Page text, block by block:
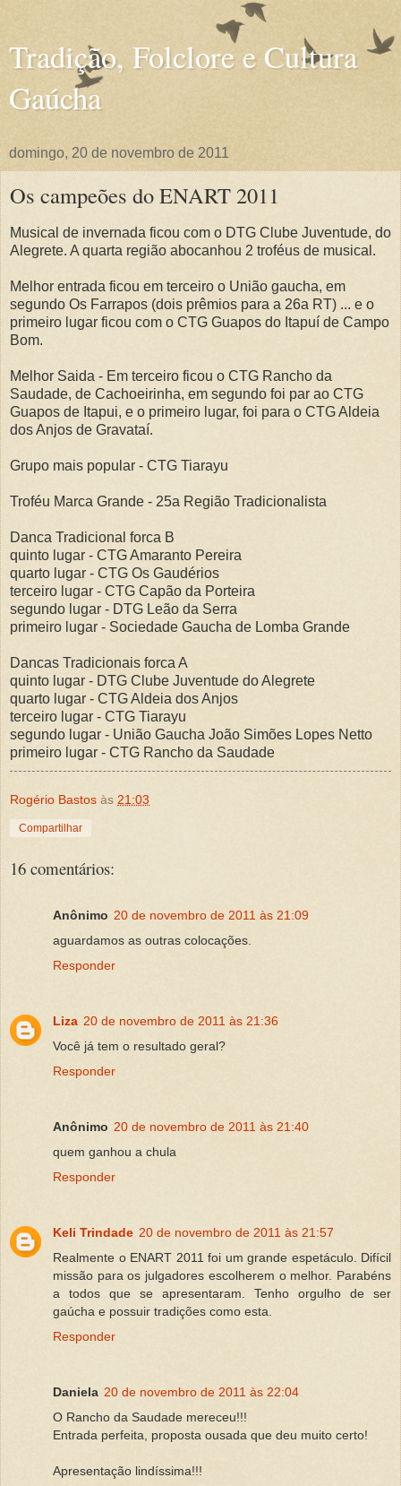
Tradição, Folclore e Cultura
Gaúcha
domingo, 20 de novembro de 2011
Os campeões do ENART 2011
Musical de invernada ficou com o DTG Clube Juventude, do
Alegrete. A quarta região abocanhou 2 troféus de musical.
Melhor entrada ficou em terceiro o União gaucha, em
segundo Os Farrapos (dois prêmios para a 26a RT) ... e o
primeiro lugar ficou com o CTG Guapos do Itapuí de Campo
Bom.
Melhor Saida - Em terceiro ficou o CTG Rancho da
Saudade, de Cachoeirinha, em segundo foi par ao CTG
Guapos de Itapui, e o primeiro lugar, foi para o CTG Aldeia
dos Anjos de Gravataí.
Grupo mais popular - CTG Tiarayu
Troféu Marca Grande - 25a Região Tradicionalista
Danca Tradicional forca B
quinto lugar - CTG Amaranto Pereira
quarto lugar - CTG Os Gaudérios
terceiro lugar - CTG Capão da Porteira
segundo lugar - DTG Leão da Serra
primeiro lugar - Sociedade Gaucha de Lomba Grande
Dancas Tradicionais forca A
quinto lugar - DTG Clube Juventude do Alegrete
quarto lugar - CTG Aldeia dos Anjos
terceiro lugar - CTG Tiarayu
segundo lugar - União Gaucha João Simões Lopes Netto
primeiro lugar - CTG Rancho da Saudade
Rogério Bastos às 21:03
Compartilhar
16 comentários:
Anônimo 20 de novembro de 2011 às 21:09
aguardamos as outras colocações.
Responder
Liza 20 de novembro de 2011 às 21:36
Você já tem o resultado geral?
Responder
Anônimo 20 de novembro de 2011 às 21:40
quem ganhou a chula
Responder
Keli Trindade 20 de novembro de 2011 às 21:57
Realmente o ENART 2011 foi um grande espetáculo. Difícil
missão para os julgadores escolherem o melhor. Parabéns
a todos que se apresentaram. Tenho orgulho de ser
gaúcha e possuir tradições como esta.
Responder
Daniela 20 de novembro de 2011 às 22:04
O Rancho da Saudade mereceu!!!
Entrada perfeita, proposta ousada que deu muito certo!
Apresentação lindíssima!!!